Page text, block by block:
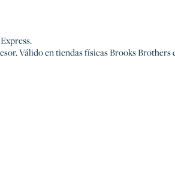
Válido en tiendas físicas Brooks Brothers